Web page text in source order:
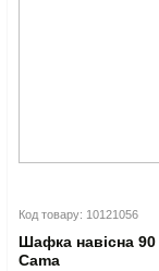
Код товару: 10121056
Шафка навісна
Cama